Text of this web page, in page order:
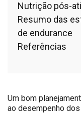
Nutrição pós-
Resumo das
de endurance
Referências
Um bom
ao desempenho